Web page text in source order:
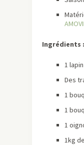
Ingrédients :
1 lapin
Des
1
1
1
1kg